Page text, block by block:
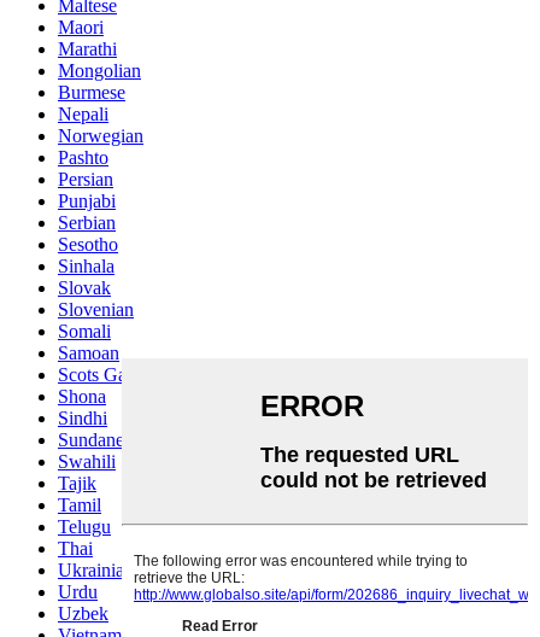
Maltese
Maori
Marathi
Mongolian
Burmese
Nepali
Norwegian
Pashto
Persian
Punjabi
Serbian
Sesotho
Sinhala
Slovak
Slovenian
Somali
Samoan
Scots Gaelic
Shona
Sindhi
Sundanese
Swahili
Tajik
Tamil
Telugu
Thai
Ukrainian
Urdu
Uzbek